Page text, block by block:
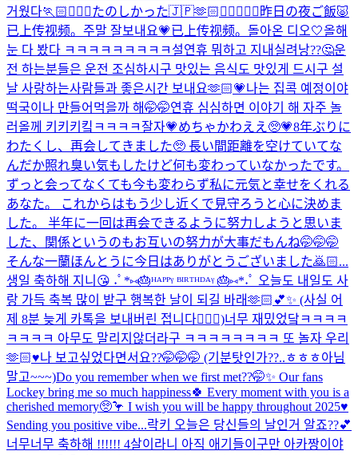
거웠다🏃🏻🏃🏻‍♀️たのしかった🇯🇵🫶🏻👩🏻‍❤️‍👩🏻 昨日の夜ご飯🐷
已上传视频。 주말 잘보내요💗已上传视频。 돌아온 디오🤍올해
눈 다 봤다 ㅋㅋㅋㅋㅋㅋㅋㅋㅋ 설연휴 뭐하고 지내실려낭??🤔운
전 하는분들은 운전 조심하시구 맛있는 음식도 맛있게 드시구 설
날 사랑하는사람들과 좋은시간 보내요🫶🏻💗나는 집콕 예정이야
떡국이나 만들어먹을까 해🤭🤭연휴 심심하면 이야기 해 자주 놀
러올께 키키키킼ㅋㅋㅋㅋ잘자💗めちゃかわええ🥺💗8年ぶりに
わたくし、再会してきました🥺 長い間距離を空けていてな
んだか照れ臭い気もしたけど何も変わっていなかったです。
ずっと会ってなくても今も変わらず私に元気と幸せをくれる
あなた。 これからはもう少し近くで見守ろうと心に決めま
した。 半年に一回は再会できるように努力しようと思いま
した、関係というのもお互いの努力が大事だもんね🤭🤭🤭
そんな一蘭ほんとうに今日はありがとうございました🙇🏻...
생일 축하해 지니😘 ˖ﾟ*⑅🎂ᴴᴬᴾᴾᵞ ᴮᴵᴿᵀᴴᴰᴬᵞ 🎂⑅*˖ﾟ 오늘도 내일도 사
랑 가득 축복 많이 받구 행복한 날이 되길 바래🫶🏻💕✨ (사실 어
제 8분 늦게 카톡을 보내버린 접니다🙇🏻‍♀️)너무 재밌었닼ㅋㅋㅋㅋ
ㅋㅋㅋㅋ 아무도 말리지않더라구 ㅋㅋㅋㅋㅋㅋㅋㅋ 또 놀자 우리
🫶🏻♥️나 보고싶었다면서요??🤭🤭🤭 (기분탓인가??..ㅎㅎㅎ아님
말고~~~)Do you remember when we first met??🤭✨ Our fans
Lockey bring me so much happiness🍀 Every moment with you is a
cherished memory🥺🦩 I wish you will be happy throughout 2025♥️
Sending you positive vibe...락키 오늘은 당신들의 날인거 알죠??💕
너무너무 축하해 !!!!!! 4살이라니 아직 애기들이구만 아카짱이야